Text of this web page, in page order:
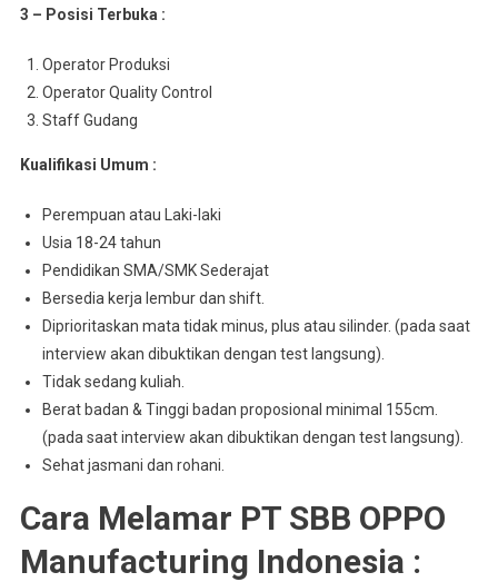
3 – Posisi Terbuka :
Operator Produksi
Operator Quality Control
Staff Gudang
Kualifikasi Umum :
Perempuan atau Laki-laki
Usia 18-24 tahun
Pendidikan SMA/SMK Sederajat
Bersedia kerja lembur dan shift.
Diprioritaskan mata tidak minus, plus atau silinder. (pada saat
interview akan dibuktikan dengan test langsung).
Tidak sedang kuliah.
Berat badan & Tinggi badan proposional minimal 155cm.
(pada saat interview akan dibuktikan dengan test langsung).
Sehat jasmani dan rohani.
Cara Melamar PT SBB OPPO
Manufacturing Indonesia :